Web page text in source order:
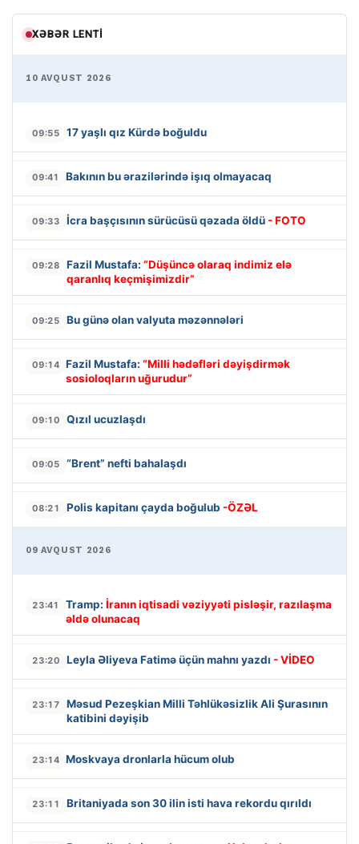
XƏBƏR LENTI
10 AVQUST 2026
09:55 17 yaşlı qız Kürdə boğuldu
09:41 Bakının bu ərazilərində işıq olmayacaq
09:33 İcra başçısının sürücüsü qəzada öldü - FOTO
09:28 Fazil Mustafa: “Düşüncə olaraq indimiz elə
qaranlıq keçmişimizdir”
09:25 Bu günə olan valyuta məzənnələri
09:14 Fazil Mustafa: “Milli hədəfləri dəyişdirmək
sosioloqların uğurudur”
09:10 Qızıl ucuzlaşdı
09:05 “Brent” nefti bahalaşdı
08:21 Polis kapitanı çayda boğulub -ÖZƏL
09 AVQUST 2026
23:41 Tramp: İranın iqtisadi vəziyyəti pisləşir, razılaşma
əldə olunacaq
23:20 Leyla Əliyeva Fatimə üçün mahnı yazdı - VİDEO
23:17
Məsud Pezeşkian Milli Təhlükəsizlik Ali Şurasının
katibini dəyişib
23:14 Moskvaya dronlarla hücum olub
23:11 Britaniyada son 30 ilin isti hava rekordu qırıldı